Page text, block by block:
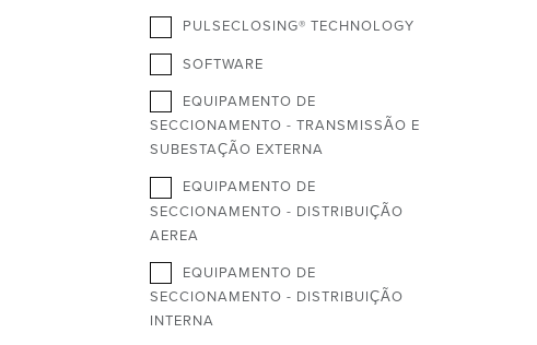
PULSECLOSING® TECHNOLOGY
SOFTWARE
EQUIPAMENTO DE
SECCIONAMENTO - TRANSMISSÃO E
SUBESTAÇÃO EXTERNA
EQUIPAMENTO DE
SECCIONAMENTO - DISTRIBUIÇÃO
AEREA
EQUIPAMENTO DE
SECCIONAMENTO - DISTRIBUIÇÃO
INTERNA